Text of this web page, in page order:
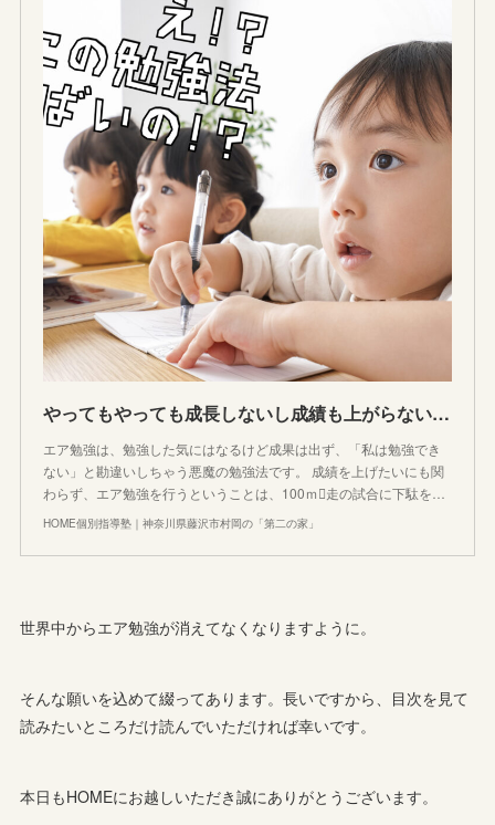
やってもやっても成長しないし成績も上がらない悪魔の勉強法「エア勉強」まとめ
エア勉強は、勉強した気にはなるけど成果は出ず、「私は勉強でき
ない」と勘違いしちゃう悪魔の勉強法です。 成績を上げたいにも関
わらず、エア勉強を行うということは、100ｍ走の試合に下駄を…
HOME個別指導塾｜神奈川県藤沢市村岡の「第二の家」
世界中からエア勉強が消えてなくなりますように。
そんな願いを込めて綴ってあります。長いですから、目次を見て
読みたいところだけ読んでいただければ幸いです。
本日もHOMEにお越しいただき誠にありがとうございます。